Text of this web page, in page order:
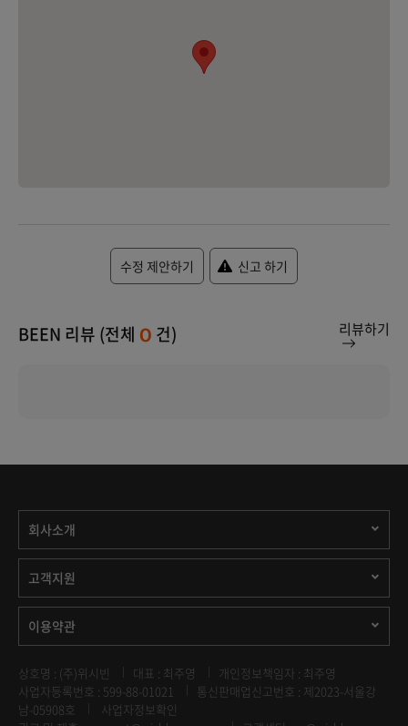
수정 제안하기 신고 하기
BEEN 리뷰 (전체 0 건) 리뷰하기
회사소개
고객지원
이용약관
상호명 : (주)위시빈 대표 : 최주영
개인정보책임자 : 최주영
사업자등록번호 : 599-88-01021
통신판매업신고번호 : 제2023-서울강
남-05908호
사업자정보확인